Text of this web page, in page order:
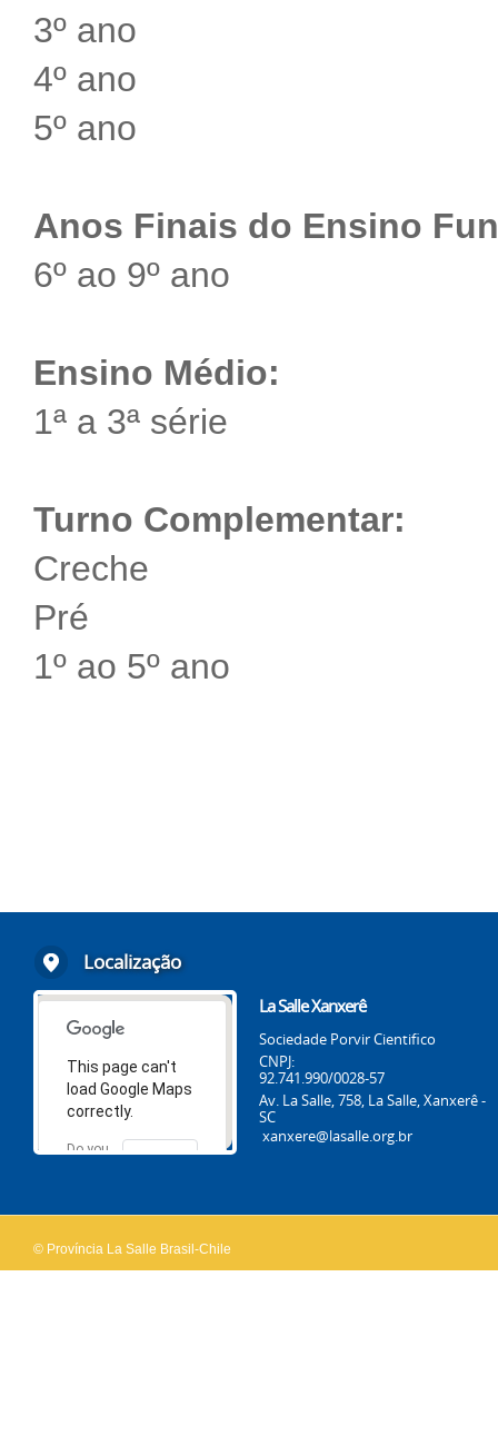
3º ano
4º ano
5º ano
Anos Finais do Ensino
6º ao 9º ano
Ensino Médio:
1ª a 3ª série
Turno Complementar:
Creche
Pré
1º ao 5º ano
Localização
This page can't
load Google Maps
correctly.
Do you
OK
La Salle Xanxerê
Sociedade Porvir Cientifico
CNPJ:
92.741.990/0028-57
Av. La Salle, 758, La Salle, Xanxerê -
SC
xanxere@lasalle.org.br
© Província La Salle Brasil-Chile